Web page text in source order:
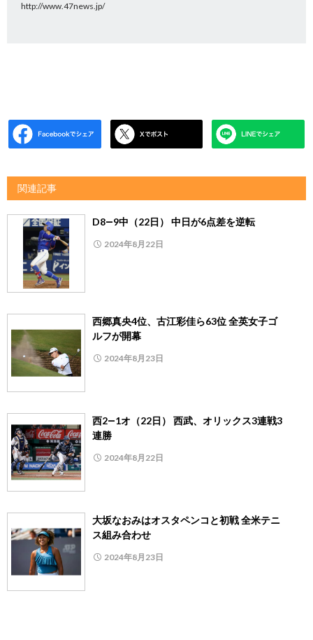
http://www.47news.jp/
関連記事
D8―9中（22日） 中日が6点差を逆転
2024年8月22日
西郷真央4位、古江彩佳ら63位 全英女子ゴ
ルフが開幕
2024年8月23日
西2―1オ（22日） 西武、オリックス3連戦3
連勝
2024年8月22日
大坂なおみはオスタペンコと初戦 全米テニ
ス組み合わせ
2024年8月23日